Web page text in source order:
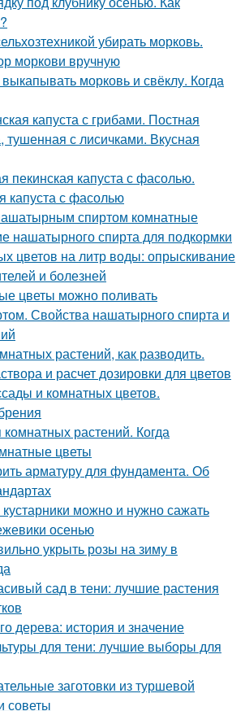
убирать морковь.
моркови вручную
морковь и свёклу. Когда
капуста с грибами. Постная
тушенная с лисичками. Вкусная
пекинская капуста с фасолью.
капуста с фасолью
спиртом комнатные
нашатырного спирта для подкормки
цветов на литр воды: опрыскивание
и болезней
цветы можно поливать
Свойства нашатырного спирта и
растений, как разводить.
и расчет дозировки для цветов
и комнатных цветов.
растений. Когда
цветы
арматуру для фундамента. Об
можно и нужно сажать
осенью
укрыть розы на зиму в
сад в тени: лучшие растения
дерева: история и значение
для тени: лучшие выборы для
заготовки из туршевой
советы